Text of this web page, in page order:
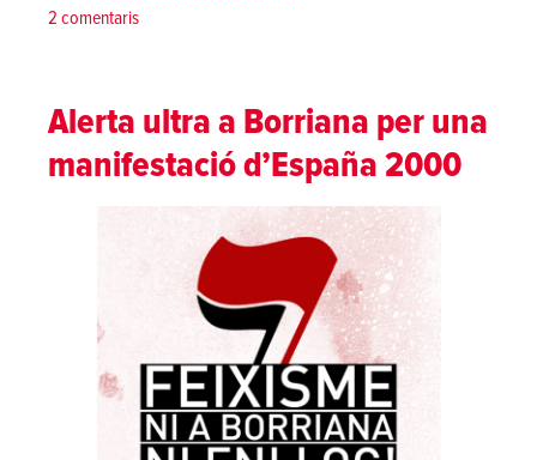
2 comentarisa
28-
A
l’Esquerra
Independentista
Alerta ultra a Borriana per una
manifestació d’España 2000